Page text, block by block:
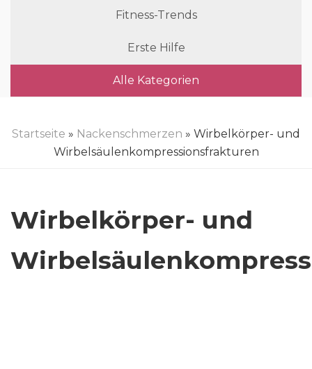
Fitness-Trends
Erste Hilfe
Alle Kategorien
Startseite » Nackenschmerzen » Wirbelkörper- und
Wirbelsäulenkompressionsfrakturen
Wirbelkörper- und